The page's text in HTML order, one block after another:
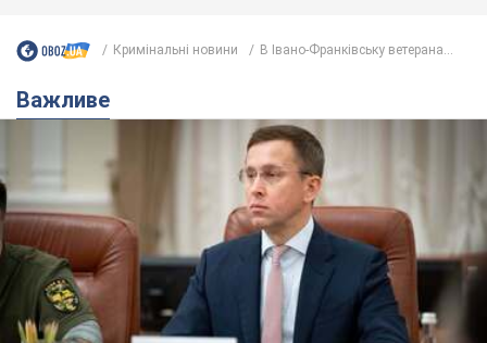
Кримінальні новини В Івано-Франківську ветерана...
Важливе